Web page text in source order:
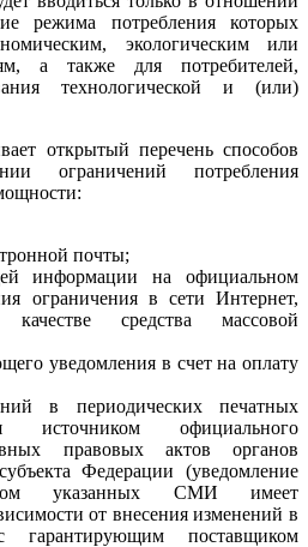
режима потребления которых
экологическим или
а также для потребителей,
технологической и (или)
открытый перечень способов
ограничений потребления
почты;
информации на официальном
ограничения в сети Интернет,
качестве средства массовой
уведомления в счет на оплату
в периодических печатных
источником официального
правовых актов органов
Федерации (уведомление
указанных СМИ имеет
от внесения изменений в
гарантирующим поставщиком